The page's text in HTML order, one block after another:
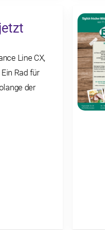
Line CX,
Rad für
der